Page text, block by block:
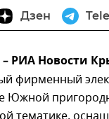
Дзен
РИА Новости
фирменный
Южной